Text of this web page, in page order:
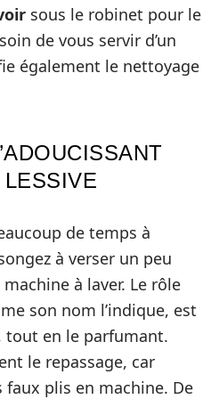
sous le robinet pour le
de vous servir d’un
également le nettoyage
de temps à
à verser un peu
à laver. Le rôle
son nom l’indique, est
tout en le parfumant.
le repassage, car
faux plis en machine. De